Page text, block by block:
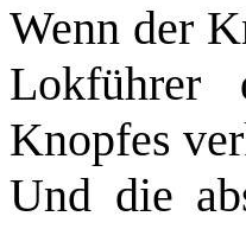
Wenn der
Lokführer
Knopfes
Und die